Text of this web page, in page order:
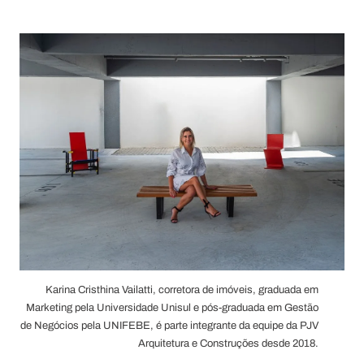
como Archdaily, Galeria da Arquitetura, Vitruvius, entre outros e
em algumas revistas de arquitetura como Revista AU e Revista
Possui participações em concursos de arquitetura, tendo
recebido algumas premiações e menções honrosas,
destacando-se a Premiação IAB-SC 2021, com dois projetos
reconhecidos, tendo um deles vindo a participar posteriormente
da Exposição Itália-Brasil, na cidade de Curitiba, uma iniciativa
do Consulado Geral da Itália em parceria com o IAB-BR e
curadoria do arquiteto Fernando Canalli.
Karina Cristhina Vailatti, corretora de imóveis, graduada em
Marketing pela Universidade Unisul e pós-graduada em Gestão
de Negócios pela UNIFEBE, é parte integrante da equipe da PJV
Arquitetura e Construções desde 2018.